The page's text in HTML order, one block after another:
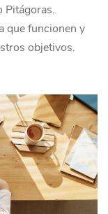
Pitágoras.
que funcionen y
objetivos.